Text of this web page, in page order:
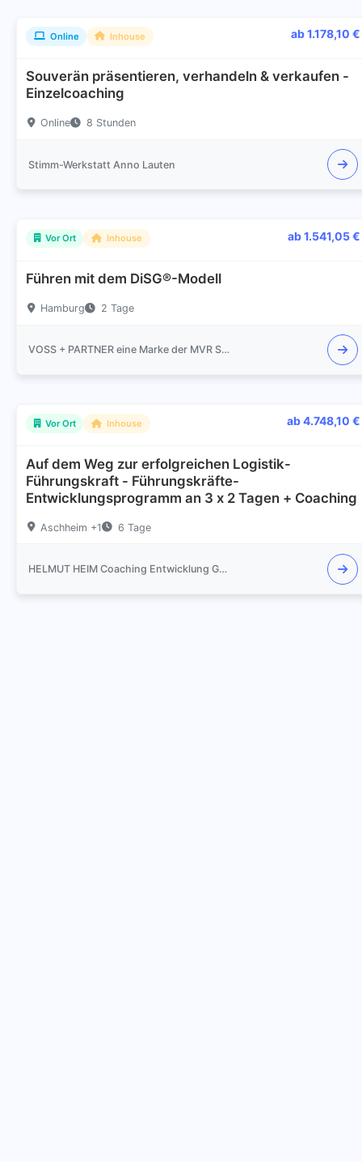
Online Inhouse ab 1.178,10 €
Souverän präsentieren, verhandeln & verkaufen -
Einzelcoaching
Online 8 Stunden
Stimm-Werkstatt Anno Lauten
Vor Ort Inhouse ab 1.541,05 €
Führen mit dem DiSG®-Modell
Hamburg 2 Tage
VOSS + PARTNER eine Marke der MVR Synergie Development Gesellschaft für Unternehmensentwicklung mbH
Vor Ort Inhouse ab 4.748,10 €
Auf dem Weg zur erfolgreichen Logistik-
Führungskraft - Führungskräfte-
Entwicklungsprogramm an 3 x 2 Tagen + Coaching
Aschheim +1 6 Tage
HELMUT HEIM Coaching Entwicklung Gespräch Training